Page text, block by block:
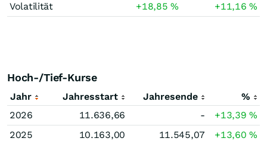
Volatilität
+18,85% +11,16%
Hoch-/Tief-Kurse
Jahr Jahresstart Jahresende
%
2026
11.636,66 - +13,39%
2025
10.163,00 11.545,07 +13,60%